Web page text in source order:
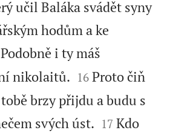
učil Baláka svádět syny
hodům a ke
Podobně i ty máš
nikolaitů. 

16 Proto čiň
brzy přijdu a budu s
svých úst. 

17 Kdo